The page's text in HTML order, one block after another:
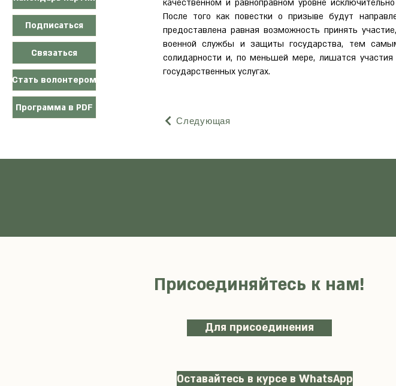
Подписаться
Связаться
Стать волонтером
Программа в PDF
качественном и равноправном уровне
После того как повестки о призыве будут
предоставлена равная возможность принять
военной службы и защиты государства, тем
солидарности и, по меньшей мере, лишатся
государственных услугах.
Следующая
Присоединяйтесь к нам!
Для присоединения
Оставайтесь в курсе в WhatsApp